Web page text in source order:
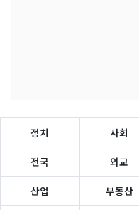
정치 사회
전국 외교
산업 부동산